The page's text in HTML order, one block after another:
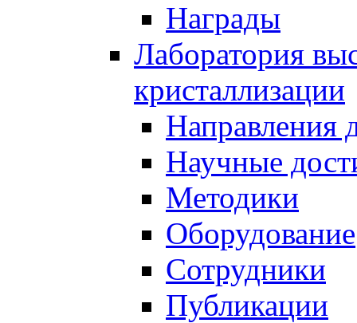
Награды
Лаборатория
кристаллизации
Направления
Научные
Методики
Оборудование
Сотрудники
Публикации